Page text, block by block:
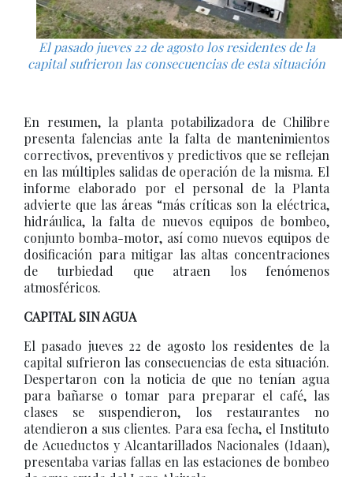
El pasado jueves 22 de agosto los residentes de la
capital sufrieron las consecuencias de esta situación
En resumen, la planta potabilizadora de Chilibre
presenta falencias ante la falta de mantenimientos
correctivos, preventivos y predictivos que se reflejan
en las múltiples salidas de operación de la misma. El
informe elaborado por el personal de la Planta
advierte que las áreas “más críticas son la eléctrica,
hidráulica, la falta de nuevos equipos de bombeo,
conjunto bomba-motor, así como nuevos equipos de
dosificación para mitigar las altas concentraciones
de turbiedad que atraen los fenómenos
atmosféricos.
CAPITAL SIN AGUA
El pasado jueves 22 de agosto los residentes de la
capital sufrieron las consecuencias de esta situación.
Despertaron con la noticia de que no tenían agua
para bañarse o tomar para preparar el café, las
clases se suspendieron, los restaurantes no
atendieron a sus clientes. Para esa fecha, el Instituto
de Acueductos y Alcantarillados Nacionales (Idaan),
presentaba varias fallas en las estaciones de bombeo